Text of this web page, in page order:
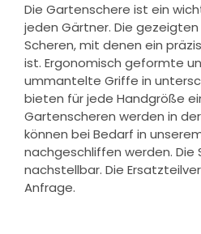
Die Gartenschere ist ein
jeden Gärtner. Die
Scheren, mit denen ein
ist. Ergonomisch geformte
ummantelte Griffe in
bieten für jede Handgröße
Gartenscheren werden in
können bei Bedarf in
nachgeschliffen werden. Die
nachstellbar. Die
Anfrage.